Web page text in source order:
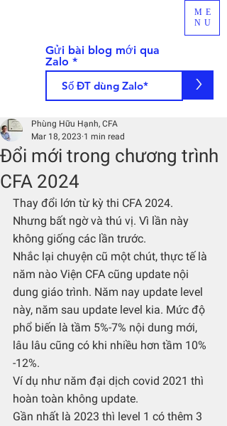
ME
NU
Gửi bài blog mới qua
Zalo
>
Đổi mới trong chương trình
CFA 2024
Phùng Hữu Hạnh, CFA
Mar 18, 2023 1 min read
Thay đổi lớn từ kỳ thi CFA 2024.
Nhưng bất ngờ và thú vị. Vì lần này
không giống các lần trước.
Nhắc lại chuyện cũ một chút, thực tế là
năm nào Viện CFA cũng update nội
dung giáo trình. Năm nay update level
này, năm sau update level kia. Mức độ
phổ biến là tầm 5%-7% nội dung mới,
lâu lâu cũng có khi nhiều hơn tầm 10%
-12%.
Ví dụ như năm đại dịch covid 2021 thì
hoàn toàn không update.
Gần nhất là 2023 thì level 1 có thêm 3